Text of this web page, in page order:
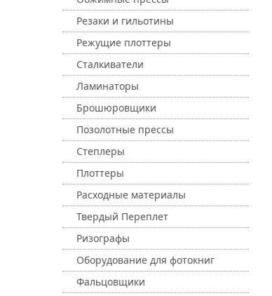
Резаки и гильотины
Режущие плоттеры
Сталкиватели
Ламинаторы
Брошюровщики
Позолотные прессы
Степлеры
Плоттеры
Расходные материалы
Твердый Переплет
Ризографы
Оборудование для фотокниг
Фальцовщики